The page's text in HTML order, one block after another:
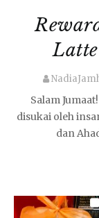
Salam
disukai oleh
dan